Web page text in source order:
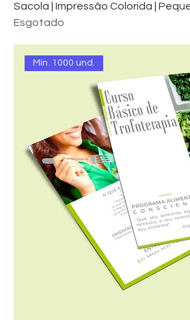
Sacola | Impressão Colorida |
Esgotado
Mín. 1000 und.